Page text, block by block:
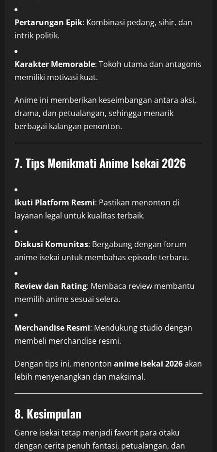
Pertarungan Epik: Kombinasi pedang, sihir, dan
intrik politik.
Karakter Memorable: Tokoh utama dan antagonis
memiliki motivasi kuat.
Anime ini memberikan keseimbangan antara aksi,
drama, dan petualangan, sehingga menarik
berbagai kalangan penonton.
7.Tips Menikmati Anime Isekai 2026
Ikuti Platform Resmi: Pastikan menonton di
layanan legal untuk kualitas terbaik.
Diskusi Komunitas: Bergabung dengan forum
anime isekai untuk membahas episode terbaru.
Review dan Rating: Membaca review membantu
memilih anime sesuai selera.
Merchandise Resmi: Mendukung studio dengan
membeli merchandise resmi.
Dengan tips ini, menonton anime isekai 2026akan
lebih menyenangkan dan maksimal.
8. Kesimpulan
Genre isekai tetap menjadi favorit para otaku
dengan cerita penuh fantasi, petualangan, dan